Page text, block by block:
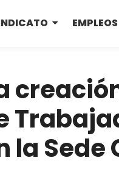
EMPLEOS
la Sede